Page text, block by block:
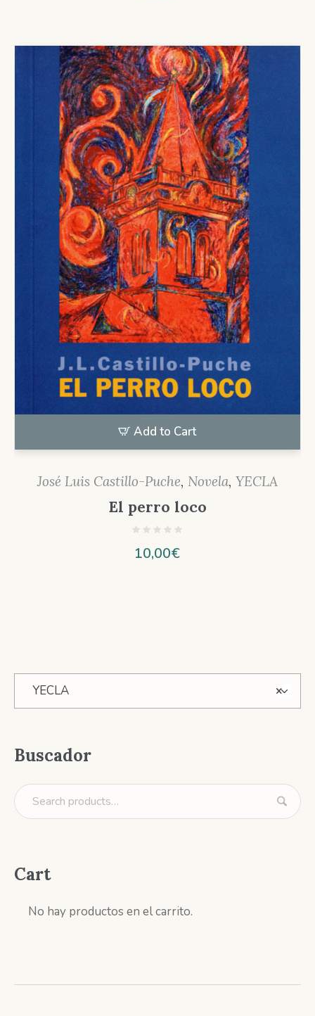
Add to Cart
José Luis Castillo-Puche, Novela, YECLA
El perro loco
10,00€
×
YECLA
Buscador
Cart
No hay productos en el carrito.